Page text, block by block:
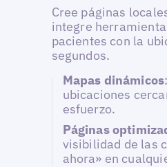
Cree páginas
integre
pacientes con la
segundos.
Mapas dinámicos
ubicaciones
esfuerzo.
Páginas
visibilidad de las
ahora» en